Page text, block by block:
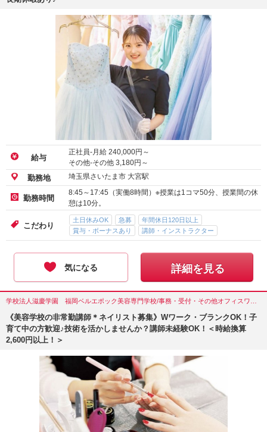
給与
正社員-月給 240,000円～
その他-その他 3,180円～
勤務地 埼玉県さいたま市 大宮駅
勤務時間
8:45～17:45（実働8時間）※授業は1コマ50分、授業間の休
憩は10分。
こだわり
土日休みOK 急募
年間休日120日以上
賞与・ボーナスあり
講師・インストラクター
気になる 詳細を見る
《美容学校の非常勤講師＊ネイリスト募集》Wワーク・ブランクOK！子
育て中の方歓迎♪技術を活かしませんか？講師未経験OK！＜時給換算
2,600円以上！＞